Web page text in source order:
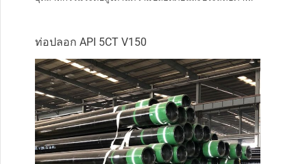
ท่อปลอก API 5CT V150